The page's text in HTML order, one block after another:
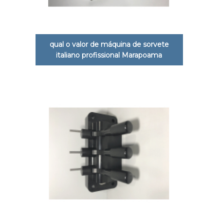
qual o valor de máquina de sorvete
italiano profissional Marapoama